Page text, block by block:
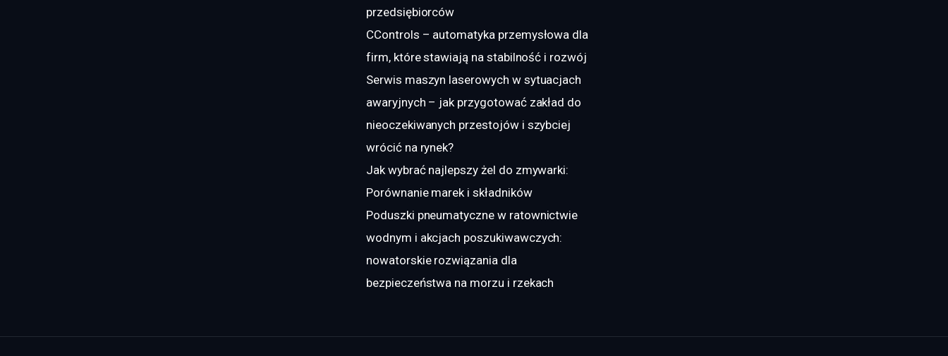
przedsiębiorców
CControls – automatyka przemysłowa dla
firm, które stawiają na stabilność i rozwój
Serwis maszyn laserowych w sytuacjach
awaryjnych – jak przygotować zakład do
nieoczekiwanych przestojów i szybciej
wrócić na rynek?
Jak wybrać najlepszy żel do zmywarki:
Porównanie marek i składników
Poduszki pneumatyczne w ratownictwie
wodnym i akcjach poszukiwawczych:
nowatorskie rozwiązania dla
bezpieczeństwa na morzu i rzekach